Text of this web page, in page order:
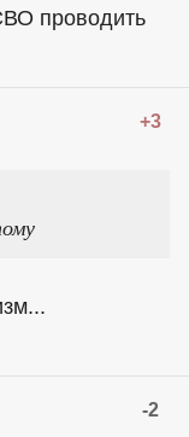
проводить
+3
-2